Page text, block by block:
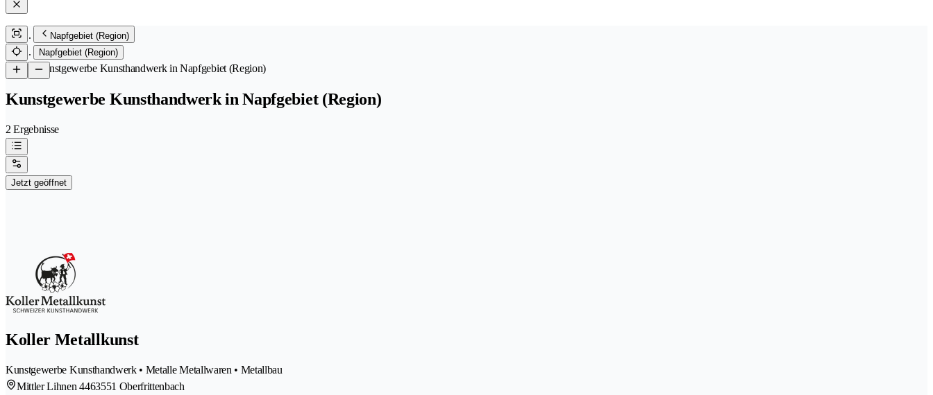
Napfgebiet (Region)
Napfgebiet (Region)
/Kunstgewerbe Kunsthandwerk in Napfgebiet (Region)
Kunstgewerbe Kunsthandwerk in Napfgebiet (Region)
2 Ergebnisse
Jetzt geöffnet
Koller Metallkunst
Kunstgewerbe Kunsthandwerk • Metalle Metallwaren • Metallbau
Mittler Lihnen 4463551 Oberfrittenbach